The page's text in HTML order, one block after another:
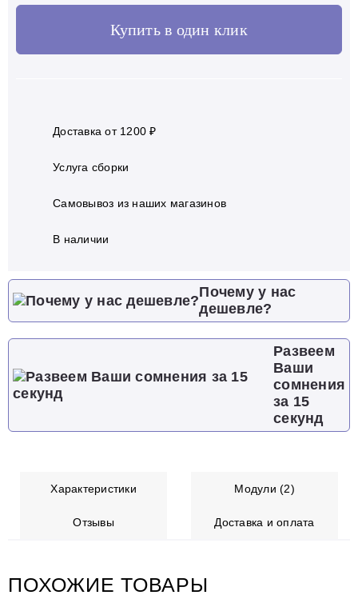
Купить в один клик
Доставка от 1200 ₽
Услуга сборки
Самовывоз из наших магазинов
В наличии
Почему у нас
дешевле?
Развеем
Ваши
сомнения
за 15
секунд
Характеристики Модули (2)
Отзывы Доставка и оплата
ПОХОЖИЕ ТОВАРЫ